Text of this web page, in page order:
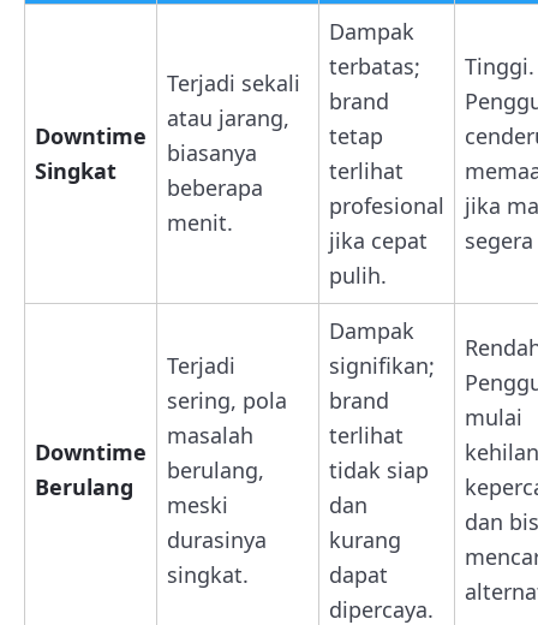
Downtime
Singkat
Terjadi sekali
atau jarang,
biasanya
beberapa
menit.
Dampak
terbatas;
brand
tetap
terlihat
profesional
jika cepat
pulih.
Tinggi.
jika
Downtime
Berulang
Terjadi
sering, pola
masalah
berulang,
meski
durasinya
singkat.
Dampak
signifikan;
brand
terlihat
tidak siap
dan
kurang
dapat
dipercaya.
mulai
dan